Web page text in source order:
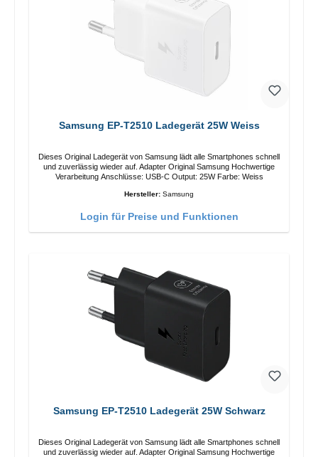
Samsung EP-T2510 Ladegerät 25W Weiss
Dieses Original Ladegerät von Samsung lädt alle Smartphones schnell
und zuverlässig wieder auf. Adapter Original Samsung Hochwertige
Verarbeitung Anschlüsse: USB-C Output: 25W Farbe: Weiss
Hersteller: Samsung
Login für Preise und Funktionen
Samsung EP-T2510 Ladegerät 25W Schwarz
Dieses Original Ladegerät von Samsung lädt alle Smartphones schnell
und zuverlässig wieder auf. Adapter Original Samsung Hochwertige